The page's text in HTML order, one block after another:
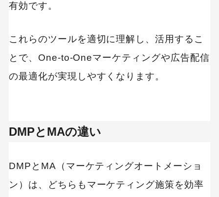
効果測定と継続的な改善
DMPツールを選定するときのポイント
取り扱えるデータの範囲と種類
操作性と導入後の運用しやすさ
費用対効果と料金体系
有効です。
これらのツールを適切に理解し、活用するこ
とで、One-to-Oneマーケティングや広告配信
の最適化が実現しやすくなります。
DMPとMAの違い
DMPとMA（マーケティングオートメーショ
ン）は、どちらもマーケティング施策を効率